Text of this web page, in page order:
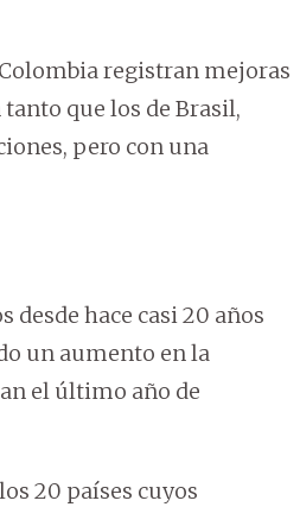
registran mejoras
que los de Brasil,
pero con una
hace casi 20 años
un aumento en la
el último año de
20 países cuyos